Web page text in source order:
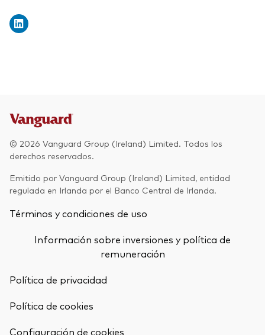
© 2026 Vanguard Group (Ireland) Limited. Todos los
derechos reservados.
Emitido por Vanguard Group (Ireland) Limited, entidad
regulada en Irlanda por el Banco Central de Irlanda.
Términos y condiciones de uso
Información sobre inversiones y política de
remuneración
Política de privacidad
Política de cookies
Configuración de cookies